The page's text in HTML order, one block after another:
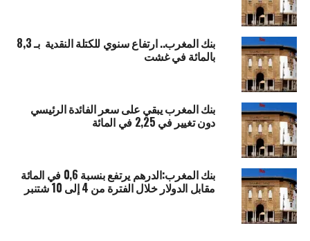
بنك المغرب.. ارتفاع سنوي للكتلة النقدية بـ 8,3
بالمائة في غشت
بنك المغرب يبقي على سعر الفائدة الرئيسي
دون تغيير في 2,25 في المائة
بنك المغرب:الدرهم يرتفع بنسبة 0,6 في المائة
مقابل الدولار خلال الفترة من 4 إلى 10 شتنبر